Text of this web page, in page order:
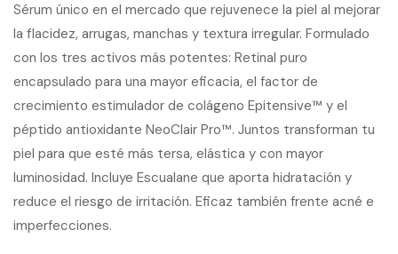
Sérum único en el mercado que rejuvenece la piel al mejorar
la flacidez, arrugas, manchas y textura irregular. Formulado
con los tres activos más potentes: Retinal puro
encapsulado para una mayor eficacia, el factor de
crecimiento estimulador de colágeno Epitensive™ y el
péptido antioxidante NeoClair Pro™. Juntos transforman tu
piel para que esté más tersa, elástica y con mayor
luminosidad. Incluye Escualane que aporta hidratación y
reduce el riesgo de irritación. Eficaz también frente acné e
imperfecciones.